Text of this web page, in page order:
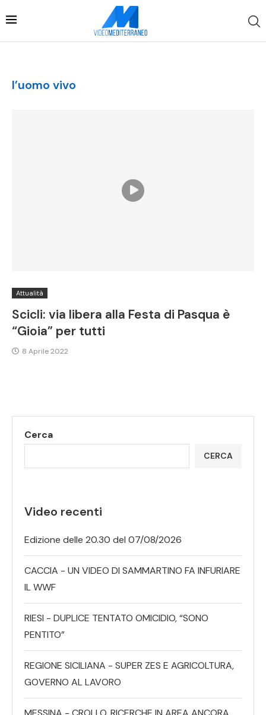
l’uomo vivo
Attualità
Scicli: via libera alla Festa di Pasqua è
“Gioia” per tutti
8 Aprile 2022
Cerca
CERCA
Video recenti
Edizione delle 20.30 del 07/08/2026
CACCIA - UN VIDEO DI SAMMARTINO FA INFURIARE
IL WWF
RIESI - DUPLICE TENTATO OMICIDIO, “SONO
PENTITO”
REGIONE SICILIANA - SUPER ZES E AGRICOLTURA,
GOVERNO AL LAVORO